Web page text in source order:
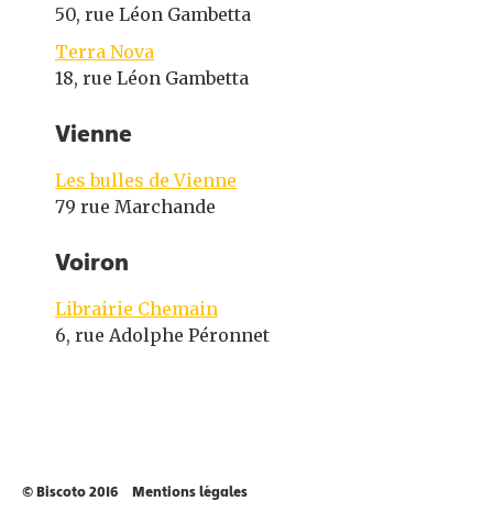
50, rue Léon Gambetta
Terra Nova
18, rue Léon Gambetta
Vienne
Les bulles de Vienne
79 rue Marchande
Voiron
Librairie Chemain
6, rue Adolphe Péronnet
© Biscoto 2016 Mentions légales